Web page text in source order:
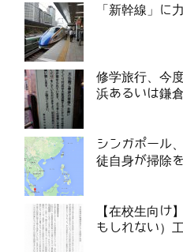
「新幹線」に
修学旅行、今
浜あるいは鎌
シンガポール
徒自身が掃除
【在校生向け
もしれない）